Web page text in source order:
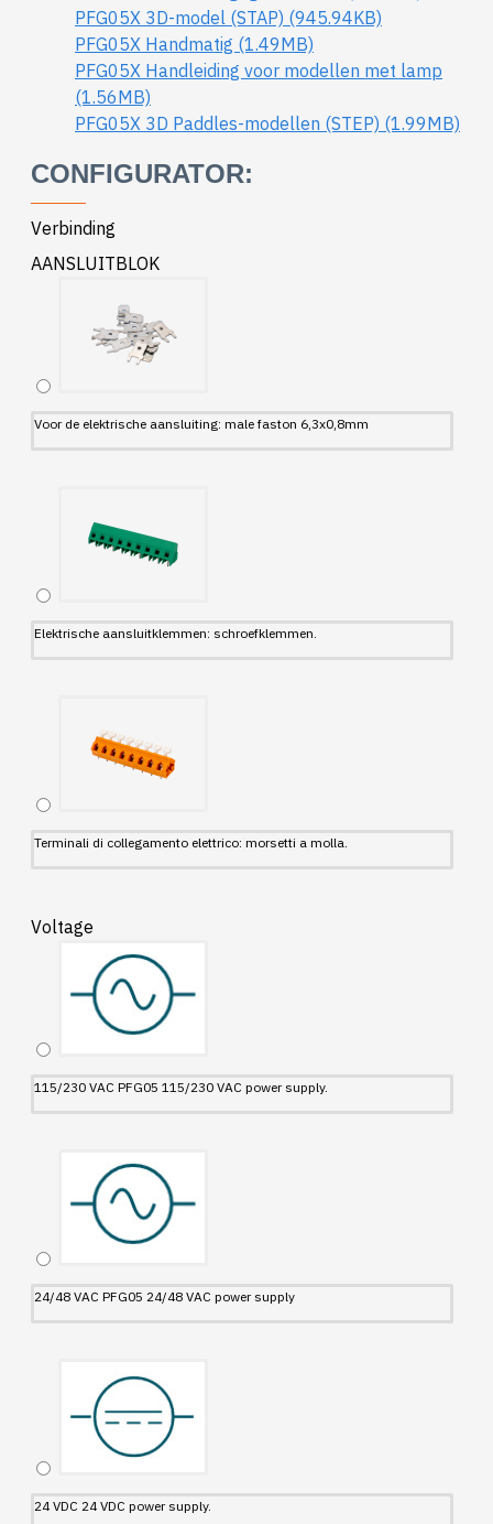
PFG05X 3D-model (STAP) (945.94KB)
PFG05X Handmatig (1.49MB)
PFG05X Handleiding voor modellen met lamp
(1.56MB)
PFG05X 3D Paddles-modellen (STEP) (1.99MB)
CONFIGURATOR:
Verbinding
AANSLUITBLOK
Voor de elektrische aansluiting: male faston 6,3x0,8mm
Elektrische aansluitklemmen: schroefklemmen.
Terminali di collegamento elettrico: morsetti a molla.
Voltage
115/230 VAC PFG05 115/230 VAC power supply.
24/48 VAC PFG05 24/48 VAC power supply
24 VDC 24 VDC power supply.